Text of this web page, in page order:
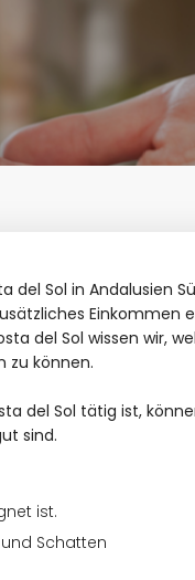
del Sol in Andalusien
Einkommen
del Sol wissen wir,
zu können.
del Sol tätig ist,
sind.
ist.
Schatten